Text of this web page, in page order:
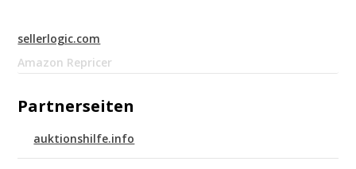
sellerlogic.com
Amazon Repricer
Partnerseiten
auktionshilfe.info